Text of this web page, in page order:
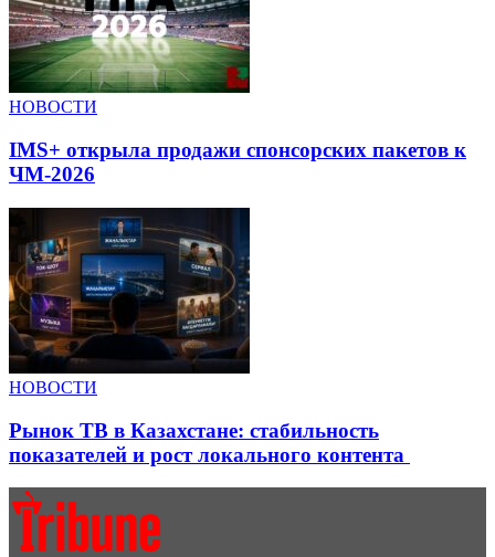
НОВОСТИ
IMS+ открыла продажи спонсорских пакетов к
ЧМ-2026
НОВОСТИ
Рынок ТВ в Казахстане: стабильность
показателей и рост локального контента